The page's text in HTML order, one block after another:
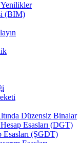
(BIM)
Düzensiz Binalar
Esasları (DGT)
Esasları (ŞGDT)